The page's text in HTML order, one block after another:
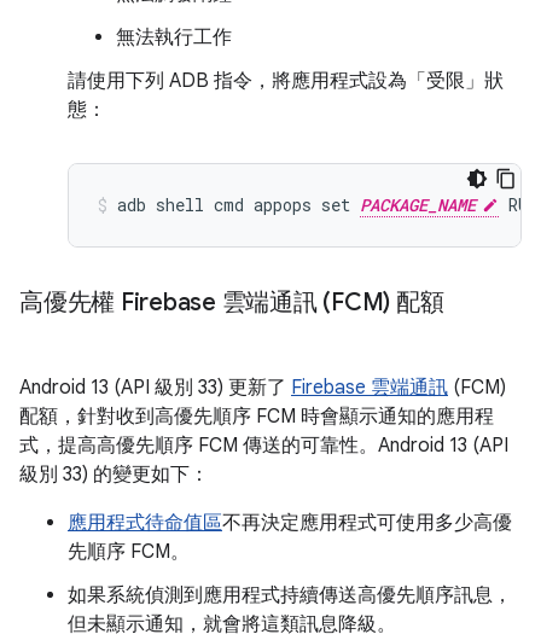
無法執行工作
請使用下列 ADB 指令，將應用程式設為「受限」狀
態：
adb shell cmd appops set PACKAGE_NAME
高優先權 Firebase 雲端通訊 (FCM) 配額
Android 13 (API 級別 33) 更新了 Firebase 雲端通訊 (FCM)
配額，針對收到高優先順序 FCM 時會顯示通知的應用程
式，提高高優先順序 FCM 傳送的可靠性。Android 13 (API
級別 33) 的變更如下：
應用程式待命值區不再決定應用程式可使用多少高優
先順序 FCM。
如果系統偵測到應用程式持續傳送高優先順序訊息，
但未顯示通知，就會將這類訊息降級。